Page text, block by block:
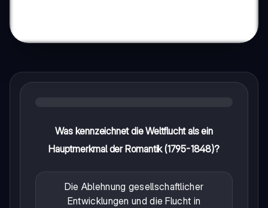
Was kennzeichnet die Weltflucht als ein
Hauptmerkmal der Romantik (1795-1848)?
Die Ablehnung gesellschaftlicher
Entwicklungen und die Flucht in